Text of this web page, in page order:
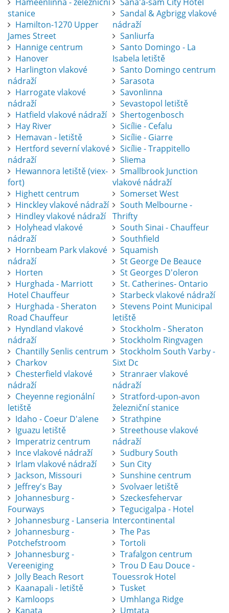
stanice
Hamilton-1270 Upper
James Street
Hannige centrum
Hanover
Harlington vlakové
nádraží
Harrogate vlakové
nádraží
Hatfield vlakové nádraží
Hay River
Hemavan - letiště
Hertford severní vlakové
nádraží
Hewannora letiště (viex-
fort)
Highett centrum
Hinckley vlakové nádraží
Hindley vlakové nádraží
Holyhead vlakové
nádraží
Hornbeam Park vlakové
nádraží
Horten
Hurghada - Marriott
Hotel Chauffeur
Hurghada - Sheraton
Road Chauffeur
Hyndland vlakové
nádraží
Chantilly Senlis centrum
Charkov
Chesterfield vlakové
nádraží
Cheyenne regionální
letiště
Idaho - Coeur D'alene
Iguazu letiště
Imperatriz centrum
Ince vlakové nádraží
Irlam vlakové nádraží
Jackson, Missouri
Jeffrey's Bay
Johannesburg -
Fourways
Johannesburg - Lanseria
Johannesburg -
Potchefstroom
Johannesburg -
Vereeniging
Jolly Beach Resort
Kaanapali - letiště
Kamloops
Kanata
Sandal & Agbrigg vlakové
nádraží
Sanliurfa
Santo Domingo - La
Isabela letiště
Santo Domingo centrum
Sarasota
Savonlinna
Sevastopol letiště
Shertogenbosch
Sicílie - Cefalu
Sicílie - Giarre
Sicílie - Trappitello
Sliema
Smallbrook Junction
vlakové nádraží
Somerset West
South Melbourne -
Thrifty
South Sinai - Chauffeur
Southfield
Squamish
St George De Beauce
St Georges D'oleron
St. Catherines- Ontario
Starbeck vlakové nádraží
Stevens Point Municipal
letiště
Stockholm - Sheraton
Stockholm Ringvagen
Stockholm South Varby -
Sixt Dc
Stranraer vlakové
nádraží
Stratford-upon-avon
železniční stanice
Strathpine
Streethouse vlakové
nádraží
Sudbury South
Sun City
Sunshine centrum
Svolvaer letiště
Szeckesfehervar
Tegucigalpa - Hotel
Intercontinental
The Pas
Tortoli
Trafalgon centrum
Trou D Eau Douce -
Touessrok Hotel
Tusket
Umhlanga Ridge
Umtata